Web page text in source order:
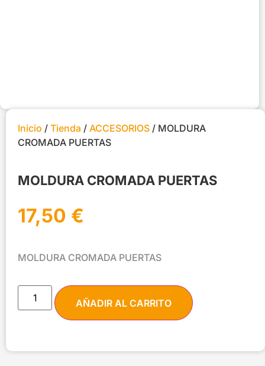
Inicio / Tienda / ACCESORIOS / MOLDURA
CROMADA PUERTAS
MOLDURA CROMADA PUERTAS
17,50 €
MOLDURA CROMADA PUERTAS
AÑADIR AL CARRITO